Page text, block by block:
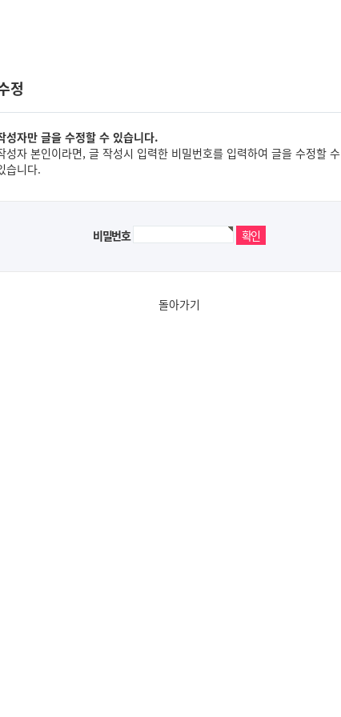
정
성자만 글을 수정할 수 있습니다.
성자 본인이라면, 글 작성시 입력한 비밀번호를 입력하여 글을 수정할 수
습니다.
비밀번호
돌아가기